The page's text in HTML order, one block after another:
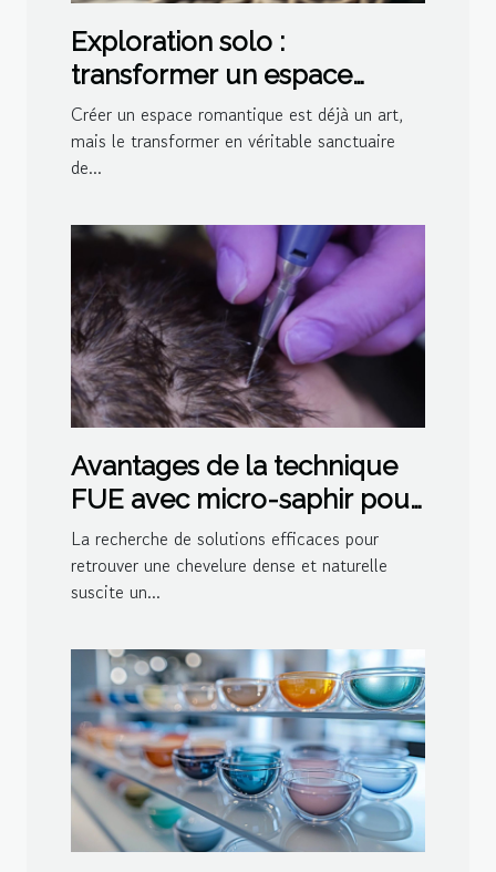
Exploration solo :
transformer un espace
romantique en sanctuaire de
bien-être
Créer un espace romantique est déjà un art,
mais le transformer en véritable sanctuaire
de...
Avantages de la technique
FUE avec micro-saphir pour
la densité capillaire
La recherche de solutions efficaces pour
retrouver une chevelure dense et naturelle
suscite un...